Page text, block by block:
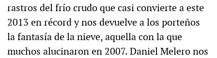
rastros del frío crudo que casi convierte a este
2013 en récord y nos devuelve a los porteños
la fantasía de la nieve, aquella con la que
muchos alucinaron en 2007. Daniel Melero nos